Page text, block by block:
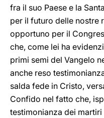
fra il suo Paese e la
per il futuro delle nostre
opportuno per il
che, come lei ha
primi semi del Vangelo
anche reso
salda fede in Cristo,
Confido nel fatto che,
testimonianza dei